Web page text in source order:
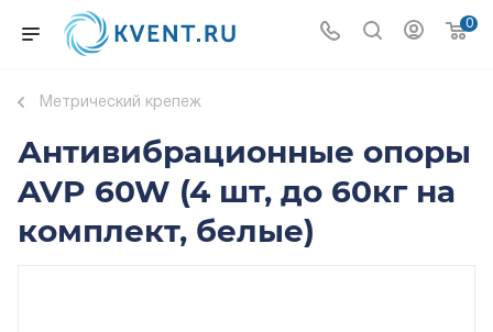
0
Метрический крепеж
Антивибрационные опоры
AVP 60W (4 шт, до 60кг на
комплект, белые)